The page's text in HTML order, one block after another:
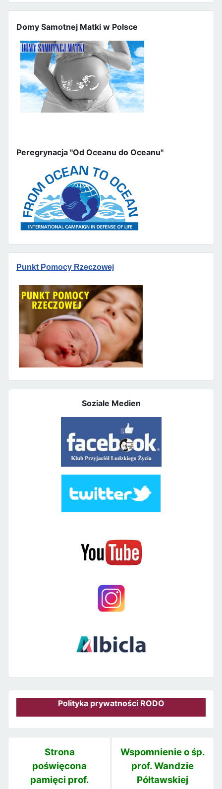
Domy Samotnej Matki w Polsce
Peregrynacja "Od Oceanu do Oceanu"
Punkt Pomocy Rzeczowej
Soziale Medien
Polityka prywatności RODO
Strona
poświęcona
pamięci prof.
Wspomnienie o śp.
prof. Wandzie
Półtawskiej